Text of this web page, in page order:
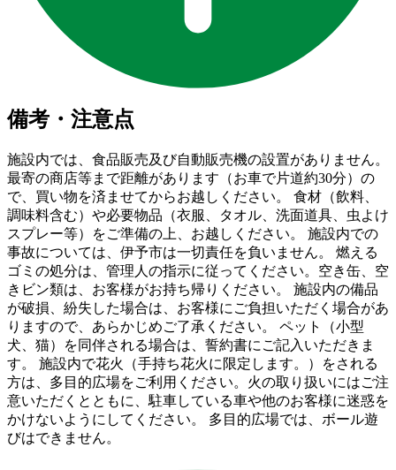
備考・注意点
施設内では、食品販売及び自動販売機の設置がありません。
最寄の商店等まで距離があります（お車で片道約30分）の
で、買い物を済ませてからお越しください。 食材（飲料、
調味料含む）や必要物品（衣服、タオル、洗面道具、虫よけ
スプレー等）をご準備の上、お越しください。 施設内での
事故については、伊予市は一切責任を負いません。 燃える
ゴミの処分は、管理人の指示に従ってください。空き缶、空
きビン類は、お客様がお持ち帰りください。 施設内の備品
が破損、紛失した場合は、お客様にご負担いただく場合があ
りますので、あらかじめご了承ください。 ペット（小型
犬、猫）を同伴される場合は、誓約書にご記入いただきま
す。 施設内で花火（手持ち花火に限定します。）をされる
方は、多目的広場をご利用ください。火の取り扱いにはご注
意いただくとともに、駐車している車や他のお客様に迷惑を
かけないようにしてください。 多目的広場では、ボール遊
びはできません。